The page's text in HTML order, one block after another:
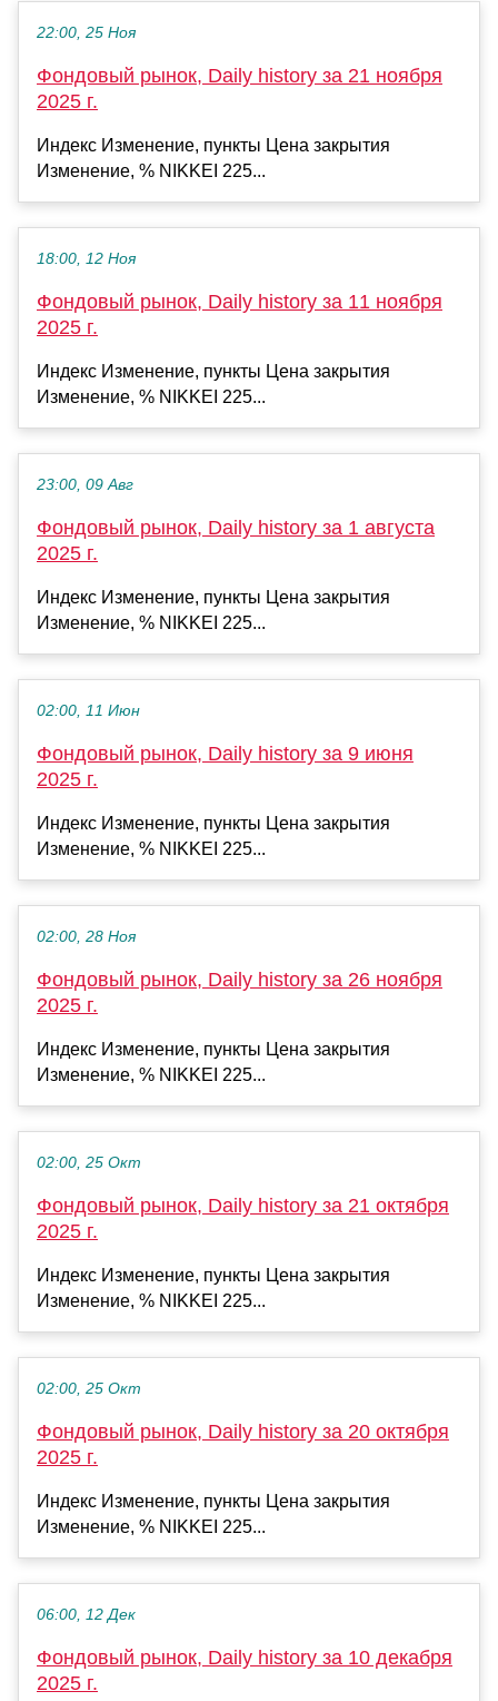
22:00, 25 Ноя
Фондовый рынок, Daily history за 21 ноября
2025 г.
Индекс Изменение, пункты Цена закрытия
Изменение, % NIKKEI 225...
18:00, 12 Ноя
Фондовый рынок, Daily history за 11 ноября
2025 г.
Индекс Изменение, пункты Цена закрытия
Изменение, % NIKKEI 225...
23:00, 09 Авг
Фондовый рынок, Daily history за 1 августа
2025 г.
Индекс Изменение, пункты Цена закрытия
Изменение, % NIKKEI 225...
02:00, 11 Июн
Фондовый рынок, Daily history за 9 июня
2025 г.
Индекс Изменение, пункты Цена закрытия
Изменение, % NIKKEI 225...
02:00, 28 Ноя
Фондовый рынок, Daily history за 26 ноября
2025 г.
Индекс Изменение, пункты Цена закрытия
Изменение, % NIKKEI 225...
02:00, 25 Окт
Фондовый рынок, Daily history за 21 октября
2025 г.
Индекс Изменение, пункты Цена закрытия
Изменение, % NIKKEI 225...
02:00, 25 Окт
Фондовый рынок, Daily history за 20 октября
2025 г.
Индекс Изменение, пункты Цена закрытия
Изменение, % NIKKEI 225...
06:00, 12 Дек
Фондовый рынок, Daily history за 10 декабря
2025 г.